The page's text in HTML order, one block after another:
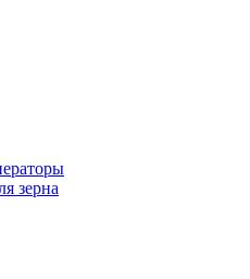
зерна